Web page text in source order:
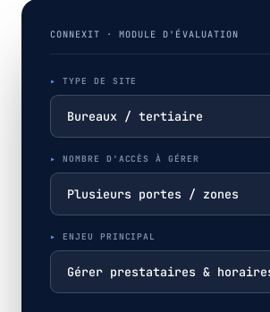
CONNEXIT · MODULE D'ÉVALUATION
TYPE DE SITE
NOMBRE D'ACCÈS À GÉRER
ENJEU PRINCIPAL